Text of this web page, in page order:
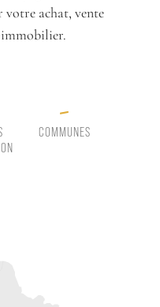
votre achat, vente
immobilier.
-
COMMUNES